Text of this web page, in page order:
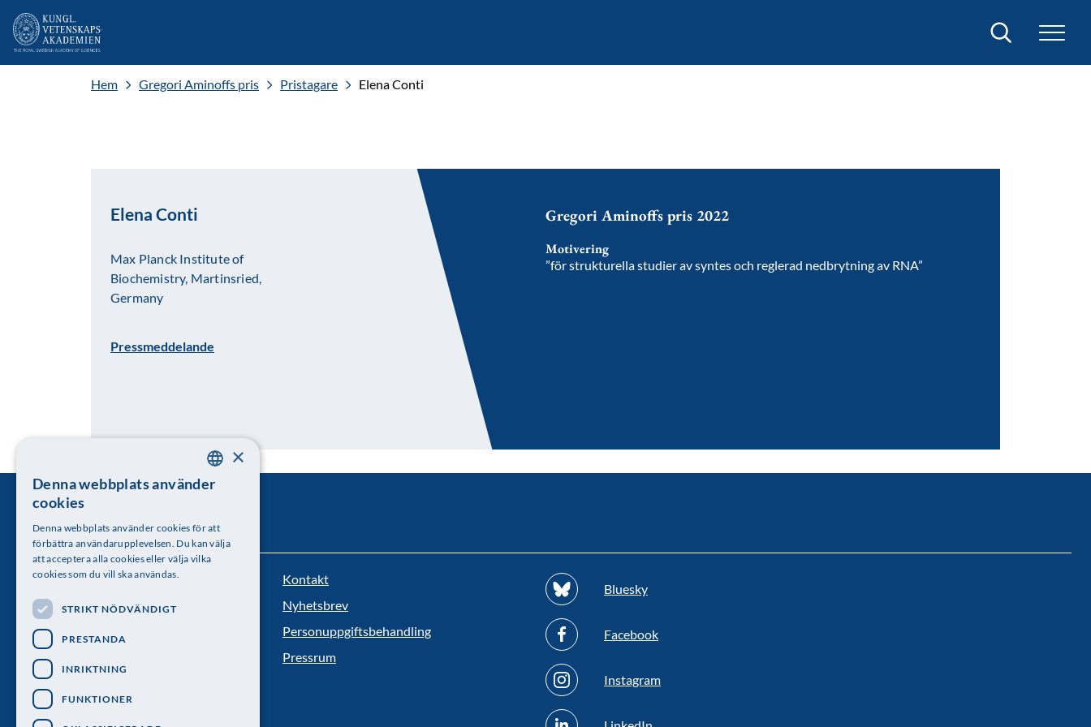
Sök
Hem Gregori Aminoffs pris Pristagare Elena Conti
Elena Conti
Max Planck Institute of
Biochemistry, Martinsried,
Germany
Gregori Aminoffs pris 2022
Motivering
”för strukturella studier av syntes och reglerad nedbrytning av RNA”
Pressmeddelande
Kungl. Vetenskapsakademien
Besöksadress: Lilla Frescativägen 4A
Telefon: 08-673 95 00
Kontakt
Nyhetsbrev
Personuppgiftsbehandling
Pressrum
Bluesky
Facebook
Instagram
SWEDISH
×
Denna webbplats använder
cookies
Denna webbplats använder cookies för att
förbättra användarupplevelsen. Du kan välja
att acceptera alla cookies eller välja vilka
cookies som du vill ska användas.
STRIKT NÖDVÄNDIGT
PRESTANDA
INRIKTNING
FUNKTIONER